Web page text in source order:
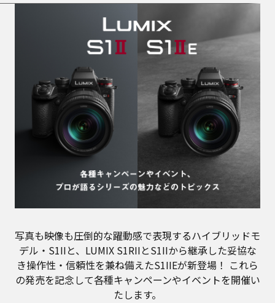
写真も映像も圧倒的な躍動感で表現するハイブリッドモ
デル・S1IIと、LUMIX S1RIIとS1IIから継承した妥協な
き操作性・信頼性を兼ね備えたS1IIEが新登場！ これら
の発売を記念して各種キャンペーンやイベントを開催い
たします。